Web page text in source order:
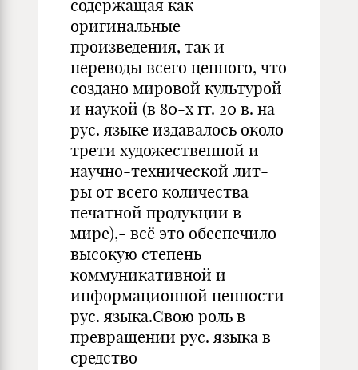
содержащая как
оригинальные
произведения, так и
переводы всего ценного, что
создано мировой культурой
и наукой (в 80-х гг. 20 в. на
рус. языке издавалось около
трети художественной и
научно-технической лит-
ры от всего количества
печатной продукции в
мире),- всё это обеспечило
высокую степень
коммуникативной и
информационной ценности
рус. языка.Свою роль в
превращении рус. языка в
средство